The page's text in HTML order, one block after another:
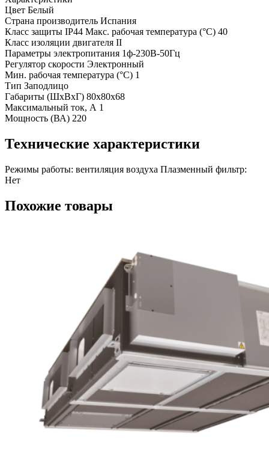
Цвет Белый
Страна производитель Испания
Класс защиты IP44 Макс. рабочая температура (°С) 40
Класс изоляции двигателя II
Параметры электропитания 1ф-230В-50Гц
Регулятор скорости Электронный
Мин. рабочая температура (°С) 1
Тип Заподлицо
Габариты (ШхВхГ) 80х80х68
Максимальный ток, А 1
Мощность (ВА) 220
Технические характеристики
Режимы работы: вентиляция воздуха Плазменный фильтр:
Нет
Похожие товары